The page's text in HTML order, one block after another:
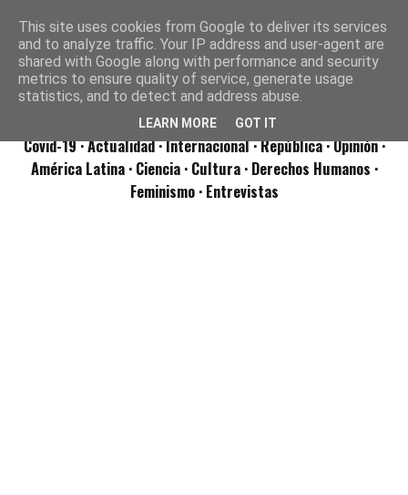
Covid-19· Actualidad· Internacional· República· Opinión·
América Latina · Ciencia · Cultura · Derechos Humanos ·
Feminismo · Entrevistas
This site uses cookies from Google to deliver its services
and to analyze traffic. Your IP address and user-agent are
shared with Google along with performance and security
metrics to ensure quality of service, generate usage
statistics, and to detect and address abuse.
LEARN MORE GOT IT